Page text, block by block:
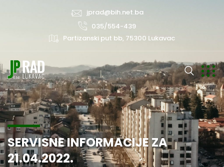
jprad@bih.net.ba
035/554-439
Partizanski put bb, 75300 Lukavac
SERVISNE INFORMACIJE ZA
21.04.2022.